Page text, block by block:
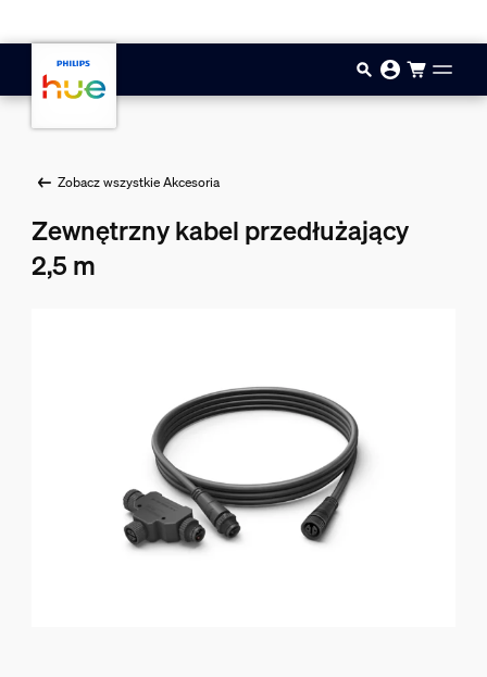
Zobacz wszystkie Akcesoria
Zewnętrzny kabel przedłużający
2,5 m